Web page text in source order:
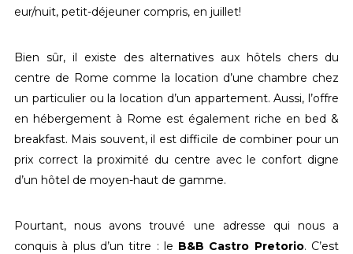
eur/nuit, petit-déjeuner compris, en juillet!
Bien sûr, il existe des alternatives aux hôtels chers du
centre de Rome comme la location d’une chambre chez
un particulier ou la location d’un appartement. Aussi, l’offre
en hébergement à Rome est également riche en bed &
breakfast. Mais souvent, il est difficile de combiner pour un
prix correct la proximité du centre avec le confort digne
d’un hôtel de moyen-haut de gamme.
Pourtant, nous avons trouvé une adresse qui nous a
conquis à plus d’un titre : le B&B Castro Pretorio. C’est